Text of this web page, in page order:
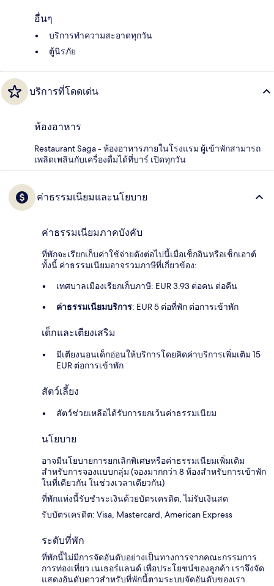
อื่นๆ
บริการทำความสะอาดทุกวัน
ตู้นิรภัย
บริการที่โดดเด่น
ห้องอาหาร
Restaurant Saga - ห้องอาหารภายในโรงแรม ผู้เข้าพักสามารถ
เพลิดเพลินกับเครื่องดื่มได้ที่บาร์ เปิดทุกวัน
ค่าธรรมเนียมและนโยบาย
ค่าธรรมเนียมภาคบังคับ
ที่พักจะเรียกเก็บค่าใช้จ่ายดังต่อไปนี้เมื่อเช็กอินหรือเช็กเอาต์
ทั้งนี้ ค่าธรรมเนียมอาจรวมภาษีที่เกี่ยวข้อง:
เทศบาลเมืองเรียกเก็บภาษี: EUR 3.93 ต่อคน ต่อคืน
ค่าธรรมเนียมบริการ: EUR 5 ต่อที่พัก ต่อการเข้าพัก
เด็กและเตียงเสริม
มีเตียงนอนเด็กอ่อนให้บริการโดยคิดค่าบริการเพิ่มเติม 15
EUR ต่อการเข้าพัก
สัตว์เลี้ยง
สัตว์ช่วยเหลือได้รับการยกเว้นค่าธรรมเนียม
นโยบาย
อาจมีนโยบายการยกเลิกพิเศษหรือค่าธรรมเนียมเพิ่มเติม
สำหรับการจองแบบกลุ่ม (จองมากกว่า 8 ห้องสำหรับการเข้าพัก
ในที่เดียวกัน ในช่วงเวลาเดียวกัน)
ที่พักแห่งนี้รับชำระเงินด้วยบัตรเครดิต, ไม่รับเงินสด
รับบัตรเครดิต: Visa, Mastercard, American Express
ระดับที่พัก
ที่พักนี้ไม่มีการจัดอันดับอย่างเป็นทางการจากคณะกรรมการ
การท่องเที่ยว เนเธอร์แลนด์ เพื่อประโยชน์ของลูกค้า เราจึงจัด
แสดงอันดับดาวสำหรับที่พักนี้ตามระบบจัดอันดับของเรา